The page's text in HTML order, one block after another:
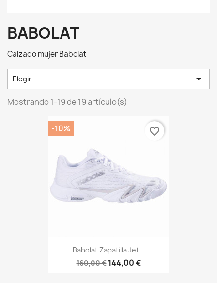
BABOLAT
Calzado mujer Babolat
Elegir 
Mostrando 1-19 de 19 artículo(s)
Babolat Zapatilla Jet...
160,00 € 144,00 €
-10% favorite_border